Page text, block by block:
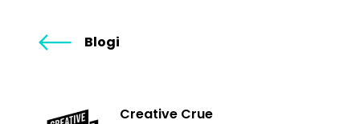
Blogi
Creative Crue